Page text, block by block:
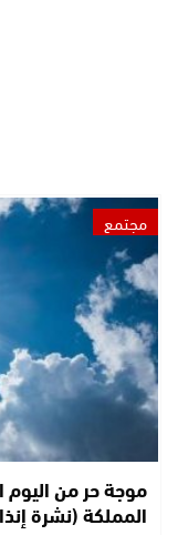
مجتمع
موجة حر من اليوم
المملكة (نشرة